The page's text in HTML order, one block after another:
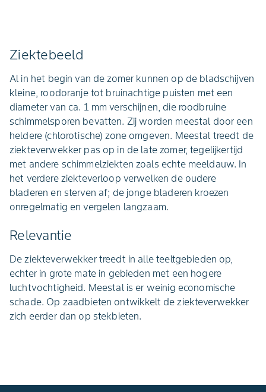
Ziektebeeld
Al in het begin van de zomer kunnen op de bladschijven
kleine, roodoranje tot bruinachtige puisten met een
diameter van ca. 1 mm verschijnen, die roodbruine
schimmelsporen bevatten. Zij worden meestal door een
heldere (chlorotische) zone omgeven. Meestal treedt de
ziekteverwekker pas op in de late zomer, tegelijkertijd
met andere schimmelziekten zoals echte meeldauw. In
het verdere ziekteverloop verwelken de oudere
bladeren en sterven af; de jonge bladeren kroezen
onregelmatig en vergelen langzaam.
Relevantie
De ziekteverwekker treedt in alle teeltgebieden op,
echter in grote mate in gebieden met een hogere
luchtvochtigheid. Meestal is er weinig economische
schade. Op zaadbieten ontwikkelt de ziekteverwekker
zich eerder dan op stekbieten.